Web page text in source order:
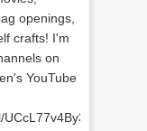
openings,
crafts! I'm
on
YouTube